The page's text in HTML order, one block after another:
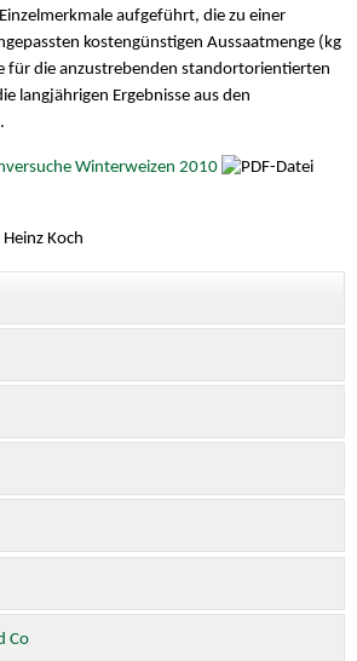
aufgeführt, die zu einer
kostengünstigen Aussaatmenge (kg
für die anzustrebenden standortorientierten
langjährigen Ergebnisse aus den
Winterweizen 2010
Koch
Co